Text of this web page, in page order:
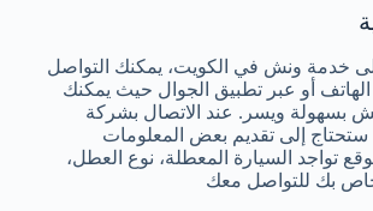
خدمة ونش في الكويت، يمكنك التواصل
أو عبر تطبيق الجوال حيث يمكنك
بسهولة ويسر. عند الاتصال بشركة
إلى تقديم بعض المعلومات
تواجد السيارة المعطلة، نوع العطل،
بك للتواصل معك